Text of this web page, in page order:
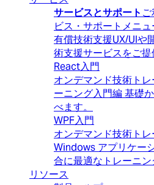
サービスとサポート
ビス・サポートメニュ
有償技術支援UX/UIや
術支援サービスをご提
React入門
オンデマンド技術ト
ーニング入門編 基礎
べます。
WPF入門
オンデマンド技術ト
Windows アプリケー
合に最適なトレーニン
リソース